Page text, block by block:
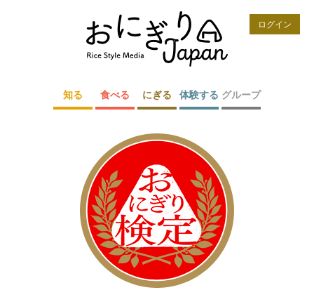
ログイン
知る 食べる にぎる 体験する グループ